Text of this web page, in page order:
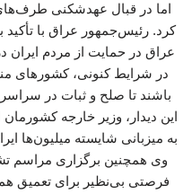
اما در قبال عهدشکنی
کرد. رئیس‌جمهور عراق با
عراق در حمایت از مردم ایران
در شرایط کنونی، کشورهای
باشند تا صلح و ثبات در
این دیدار، وزیر خارجه
به میزبانی شایسته میلیون‌ها
وی همچنین برگزاری مراسم
فرصتی بی‌نظیر برای تعمیق